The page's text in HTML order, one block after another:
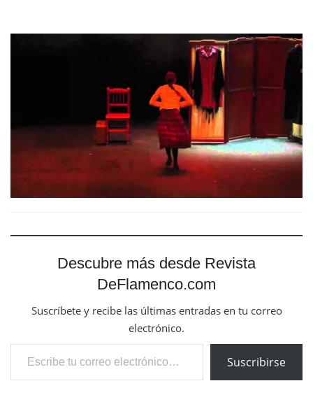
Descubre más desde Revista
DeFlamenco.com
Suscríbete y recibe las últimas entradas en tu correo
electrónico.
Escribe tu correo electrónico…
Suscribirse